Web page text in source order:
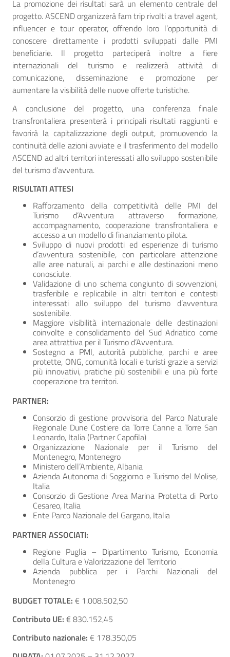
La promozione dei risultati sarà un elemento centrale del
progetto. ASCEND organizzerà fam trip rivolti a travel agent,
influencer e tour operator, offrendo loro l’opportunità di
conoscere direttamente i prodotti sviluppati dalle PMI
beneficiarie. Il progetto parteciperà inoltre a fiere
internazionali del turismo e realizzerà attività di
comunicazione, disseminazione e promozione per
aumentare la visibilità delle nuove offerte turistiche.
A conclusione del progetto, una conferenza finale
transfrontaliera presenterà i principali risultati raggiunti e
favorirà la capitalizzazione degli output, promuovendo la
continuità delle azioni avviate e il trasferimento del modello
ASCEND ad altri territori interessati allo sviluppo sostenibile
del turismo d’avventura.
RISULTATI ATTESI
Rafforzamento della competitività delle PMI del
Turismo d’Avventura attraverso formazione,
accompagnamento, cooperazione transfrontaliera e
accesso a un modello di finanziamento pilota.
Sviluppo di nuovi prodotti ed esperienze di turismo
d’avventura sostenibile, con particolare attenzione
alle aree naturali, ai parchi e alle destinazioni meno
conosciute.
Validazione di uno schema congiunto di sovvenzioni,
trasferibile e replicabile in altri territori e contesti
interessati allo sviluppo del turismo d’avventura
sostenibile.
Maggiore visibilità internazionale delle destinazioni
coinvolte e consolidamento del Sud Adriatico come
area attrattiva per il Turismo d’Avventura.
Sostegno a PMI, autorità pubbliche, parchi e aree
protette, ONG, comunità locali e turisti grazie a servizi
più innovativi, pratiche più sostenibili e una più forte
cooperazione tra territori.
PARTNER:
Consorzio di gestione provvisoria del Parco Naturale
Regionale Dune Costiere da Torre Canne a Torre San
Leonardo, Italia (Partner Capofila)
Organizzazione Nazionale per il Turismo del
Montenegro, Montenegro
Ministero dell’Ambiente, Albania
Azienda Autonoma di Soggiorno e Turismo del Molise,
Italia
Consorzio di Gestione Area Marina Protetta di Porto
Cesareo, Italia
Ente Parco Nazionale del Gargano, Italia
PARTNER ASSOCIATI:
Regione Puglia – Dipartimento Turismo, Economia
della Cultura e Valorizzazione del Territorio
Azienda pubblica per i Parchi Nazionali del
Montenegro
BUDGET TOTALE: € 1.008.502,50
Contributo UE: € 830.152,45
Contributo nazionale: € 178.350,05